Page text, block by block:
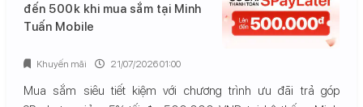
đến 500k khi mua sắm tại Minh
Tuấn Mobile
Mua sắm siêu tiết kiệm với chương trình ưu đãi trả góp
Khuyến mãi 21/07/2026 01:00